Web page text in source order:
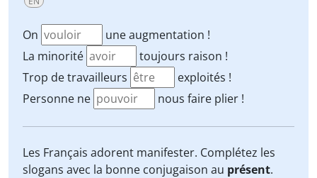
On
une augmentation !
La minorité
toujours raison !
Trop de travailleurs
exploités !
Personne ne
nous faire plier !
Les Français adorent manifester. Complétez les
slogans avec la bonne conjugaison au présent.